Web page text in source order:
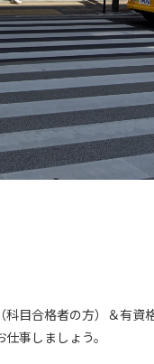
科目合格者の方）＆有資
事しましょう。